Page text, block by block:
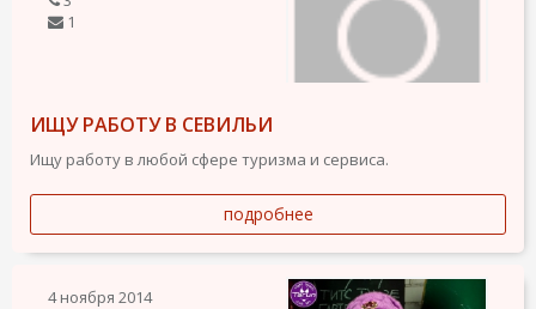
1
ИЩУ РАБОТУ В СЕВИЛЬИ
Ищу работу в любой сфере туризма и сервиса.
подробнее
4 ноября 2014